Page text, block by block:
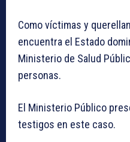
Como víctimas y
encuentra el Estado
Ministerio de Salud
personas.
El Ministerio Público
testigos en este caso.